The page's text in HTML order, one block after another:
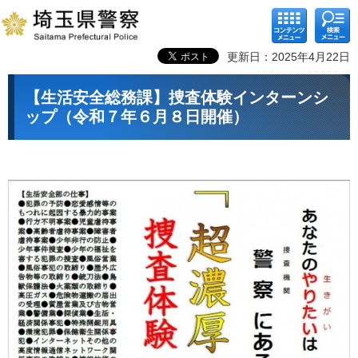
コンテ
ンツメ
ニュー
検索メ
ニュー
更新日：2025年4月22日
【生活安全総務課】捜査体験インターンシ
ップ（令和７年６月８日開催）